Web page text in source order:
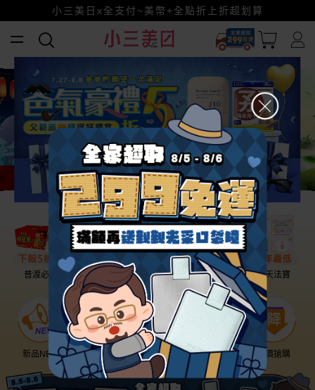
賺美幣~換好禮~立即換GO~
小三美日x全支付~美幣+全點折上折超划算
幫老爸清空購物車！
普渡必備 話題保養 盛夏提案 雨天法寶
新品NEW 優惠神券 美幣回饋 降價搶購